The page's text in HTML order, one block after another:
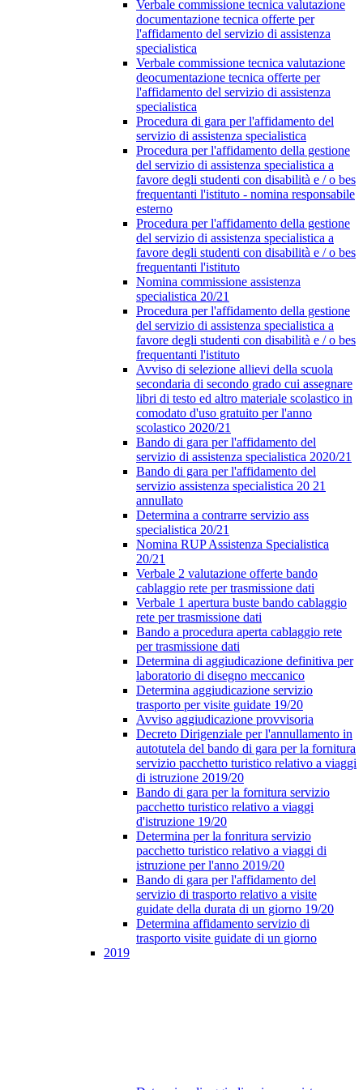
Verbale commissione tecnica valutazione
documentazione tecnica offerte per
l'affidamento del servizio di assistenza
specialistica
Verbale commissione tecnica valutazione
deocumentazione tecnica offerte per
l'affidamento del servizio di assistenza
specialistica
Procedura di gara per l'affidamento del
servizio di assistenza specialistica
Procedura per l'affidamento della gestione
del servizio di assistenza specialistica a
favore degli studenti con disabilità e / o bes
frequentanti l'istituto - nomina responsabile
esterno
Procedura per l'affidamento della gestione
del servizio di assistenza specialistica a
favore degli studenti con disabilità e / o bes
frequentanti l'istituto
Nomina commissione assistenza
specialistica 20/21
Procedura per l'affidamento della gestione
del servizio di assistenza specialistica a
favore degli studenti con disabilità e / o bes
frequentanti l'istituto
Avviso di selezione allievi della scuola
secondaria di secondo grado cui assegnare
libri di testo ed altro materiale scolastico in
comodato d'uso gratuito per l'anno
scolastico 2020/21
Bando di gara per l'affidamento del
servizio di assistenza specialistica 2020/21
Bando di gara per l'affidamento del
servizio assistenza specialistica 20 21
annullato
Determina a contrarre servizio ass
specialistica 20/21
Nomina RUP Assistenza Specialistica
20/21
Verbale 2 valutazione offerte bando
cablaggio rete per trasmissione dati
Verbale 1 apertura buste bando cablaggio
rete per trasmissione dati
Bando a procedura aperta cablaggio rete
per trasmissione dati
Determina di aggiudicazione definitiva per
laboratorio di disegno meccanico
Determina aggiudicazione servizio
trasporto per visite guidate 19/20
Avviso aggiudicazione provvisoria
Decreto Dirigenziale per l'annullamento in
autotutela del bando di gara per la fornitura
servizio pacchetto turistico relativo a viaggi
di istruzione 2019/20
Bando di gara per la fornitura servizio
pacchetto turistico relativo a viaggi
d'istruzione 19/20
Determina per la fonritura servizio
pacchetto turistico relativo a viaggi di
istruzione per l'anno 2019/20
Bando di gara per l'affidamento del
servizio di trasporto relativo a visite
guidate della durata di un giorno 19/20
Determina affidamento servizio di
trasporto visite guidate di un giorno
2019